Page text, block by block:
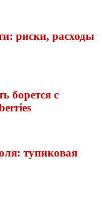
риски, расходы
борется с
тупиковая